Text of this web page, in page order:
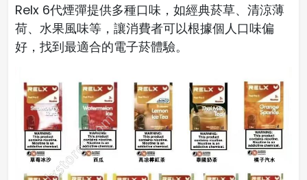
Relx 6代煙彈提供多種口味，如經典菸草、清涼薄
荷、水果風味等，讓消費者可以根據個人口味偏
好，找到最適合的電子菸體驗。